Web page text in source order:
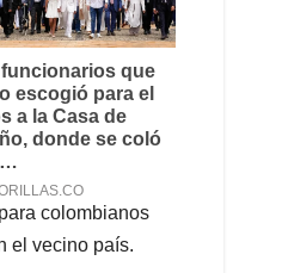
colombianos
el vecino país.